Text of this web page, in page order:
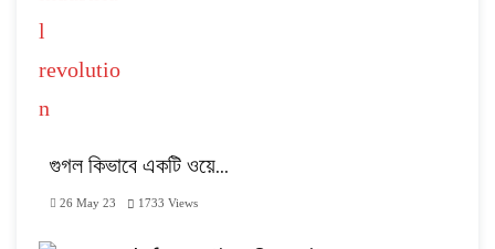
গুগল কিভাবে একটি ওয়ে…
26 May 23 1733 Views